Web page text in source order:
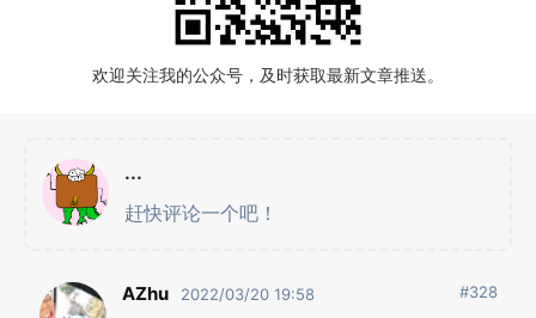
欢迎关注我的公众号，及时获取最新文章推送。